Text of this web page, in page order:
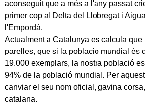
aconseguit que a més a l'any passat
primer cop al Delta del Llobregat i
l'Empordà.
Actualment a Catalunya es calcula que
parelles, que si la població mundial és
19.000 exemplars, la nostra població
94% de la població mundial. Per
canviar el seu nom oficial, gavina
catalana.